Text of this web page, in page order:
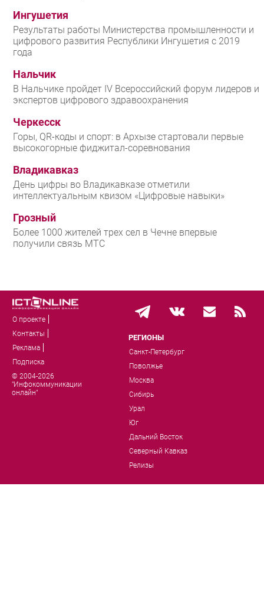
Ингушетия
Результаты работы Министерства промышленности и
цифрового развития Республики Ингушетия с 2019
года
Нальчик
В Нальчике пройдет IV Всероссийский форум лидеров и
экспертов цифрового здравоохранения
Черкесск
Горы, QR-коды и спорт: в Архызе стартовали первые
высокогорные фиджитал-соревнования
Владикавказ
День цифры во Владикавказе отметили
интеллектуальным квизом «Цифровые навыки»
Грозный
Более 1000 жителей трех сел в Чечне впервые
получили связь МТС
О проекте
Контакты
Реклама
Подписка
© 2004-2026
"Инфокоммуникации
онлайн"
РЕГИОНЫ
Санкт-Петербург
Поволжье
Москва
Сибирь
Урал
Юг
Дальний Восток
Северный Кавказ
Релизы